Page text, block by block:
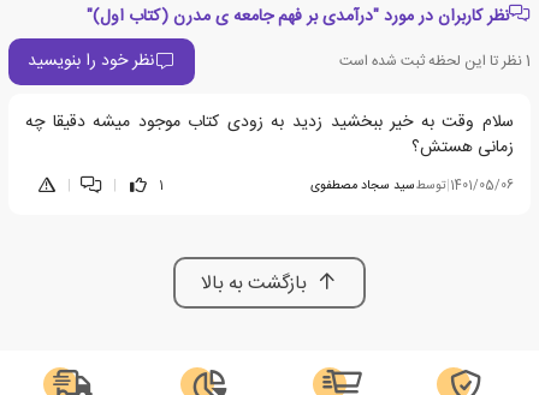
نظر کاربران در مورد "درآمدی بر فهم جامعه ی مدرن (کتاب اول)"
1نظر تا این لحظه ثبت شده است نظر خود را بنویسید
سلام وقت به خیر ببخشید زدید به زودی کتاب موجود میشه دقیقا چه
زمانی هستش؟
1401/05/06
|توسطسید سجاد مصطفوی 1
|
|
بازگشت به بالا